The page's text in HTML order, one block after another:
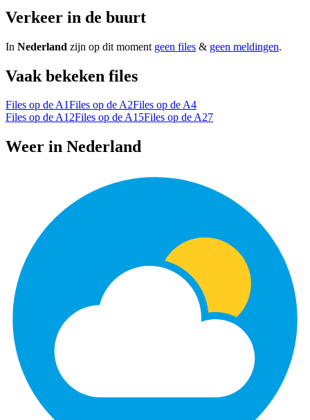
Verkeer in de buurt
In Nederland zijn op dit moment geen files & geen meldingen.
Vaak bekeken files
Files op de A1Files op de A2Files op de A4
Files op de A12Files op de A15Files op de A27
Weer in Nederland